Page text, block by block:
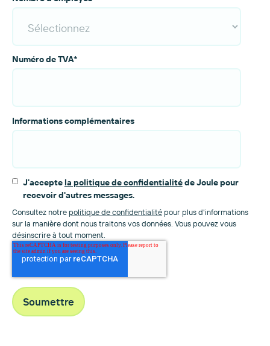
Numéro de TVA*
Informations complémentaires
J'accepte la politique de confidentialitéde Joule pour
recevoir d'autres messages.
Consultez notre politique de confidentialité pour plus d'informations
sur la manière dont nous traitons vos données. Vous pouvez vous
désinscrire à tout moment.